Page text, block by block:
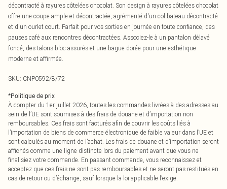
décontracté à rayures côtelées chocolat. Son design à rayures côtelées chocolat
offre une coupe ample et décontractée, agrémenté d'un col bateau décontracté
et d'un ourlet court. Parfait pour vos sorties en journée en toute confiance, des
pauses café aux rencontres décontractées. Associez-le à un pantalon délavé
foncé, des talons bloc assurés et une bague dorée pour une esthétique
moderne et affirmée.
SKU: CNP0592/8/72
*Politique de prix
À compter du 1er juillet 2026, toutes les commandes livrées à des adresses au
sein de l’UE sont soumises à des frais de douane et d’importation non
remboursables. Ces frais sont facturés afin de couvrir les coûts liés à
l’importation de biens de commerce électronique de faible valeur dans l’UE et
sont calculés au moment de l’achat. Les frais de douane et d’importation seront
affichés comme une ligne distincte lors du paiement avant que vous ne
finalisiez votre commande. En passant commande, vous reconnaissez et
acceptez que ces frais ne sont pas remboursables et ne seront pas restitués en
cas de retour ou d’échange, sauf lorsque la loi applicable l’exige.